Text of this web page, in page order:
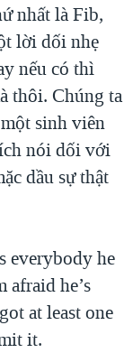
CUỘC'
SÂM
THÔN MỸ
nhất là Fib,
lời dối nhẹ
nếu có thì
thôi. Chúng ta
sinh viên
nói dối với
dầu sự thật
everybody he
afraid he’s
at least one
it.